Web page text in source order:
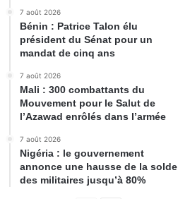
7 août 2026
Bénin : Patrice Talon élu
président du Sénat pour un
mandat de cinq ans
7 août 2026
Mali : 300 combattants du
Mouvement pour le Salut de
l’Azawad enrôlés dans l’armée
7 août 2026
Nigéria : le gouvernement
annonce une hausse de la solde
des militaires jusqu’à 80%